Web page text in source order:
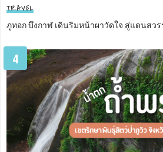
TRAVEL
ภูทอก บึงกาฬ เดินริมหน้าผาวัดใจ สู่แดนสวร
4